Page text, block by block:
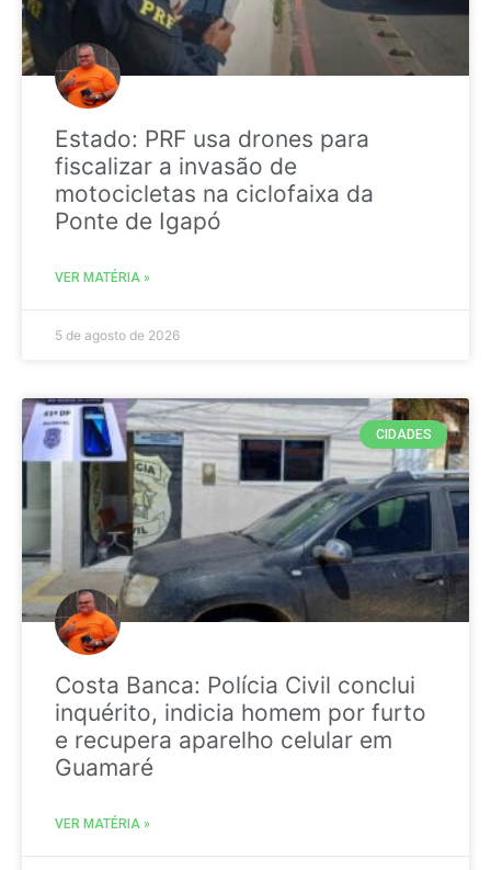
Estado: PRF usa drones para
fiscalizar a invasão de
motocicletas na ciclofaixa da
Ponte de Igapó
VER MATÉRIA »
5 de agosto de 2026
CIDADES
Costa Banca: Polícia Civil conclui
inquérito, indicia homem por furto
e recupera aparelho celular em
Guamaré
VER MATÉRIA »